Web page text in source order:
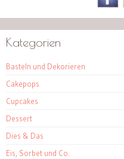
Kategorien
Basteln und Dekorieren
Cakepops
Cupcakes
Dessert
Dies & Das
Eis, Sorbet und Co.